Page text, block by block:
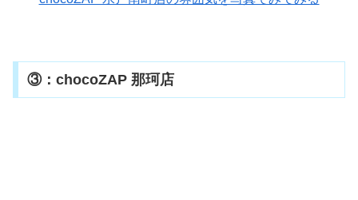
③：chocoZAP 那珂店